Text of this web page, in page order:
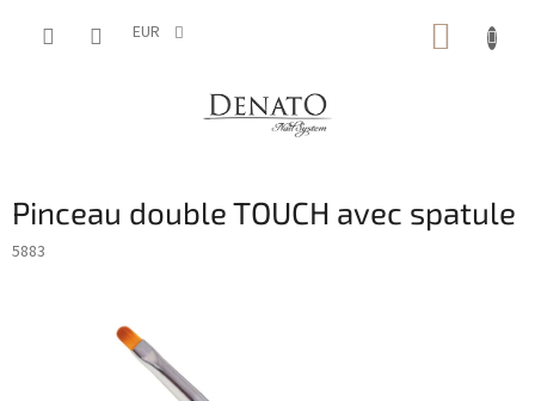
EUR
PANIER
Pinceau double TOUCH avec spatule
5883